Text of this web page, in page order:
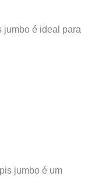
jumbo é ideal para
jumbo é um